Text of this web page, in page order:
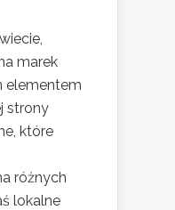
marek
elementem
strony
które
różnych
lokalne